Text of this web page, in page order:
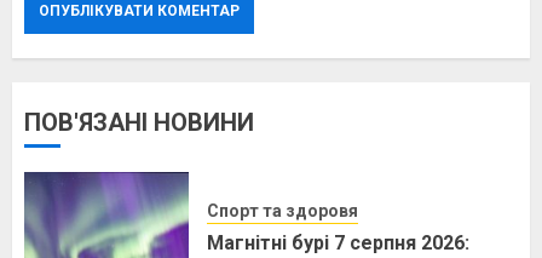
ПОВ'ЯЗАНІ НОВИНИ
Спорт та здоровя
Магнітні бурі 7 серпня 2026: